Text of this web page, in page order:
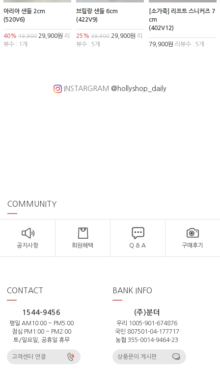
아리아 샌들 2cm
(520V6)
40% 49,900 29,900원 리
뷰수 : 1개
브릴랑 샌들 6cm
(422V9)
25% 39,90029,900원 리
뷰수 : 5개
[소가죽] 리프트 스니커즈 7
cm
(402V12)
79,900원 리뷰수 : 5개
INSTARGRAM @hollyshop_daily
COMMUNITY
공지사항 회원혜택 Q & A 구매후기
CONTACT
1544-9456
평일 AM10:00 ~ PM5:00
점심 PM1:00 ~ PM2:00
토/일요일, 공휴일 휴무
고객센터 연결
BANK INFO
(주)분더
우리 1005-901-674876
국민 807501-04-177717
농협 355-0014-9464-23
상품문의 게시판